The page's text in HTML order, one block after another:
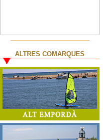
ALTRES COMARQUES